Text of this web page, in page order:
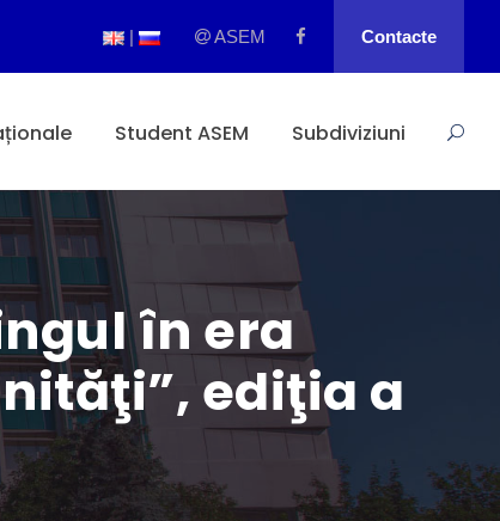
| ASEM Contacte
Student ASEM Subdiviziuni
în era
ediţia a